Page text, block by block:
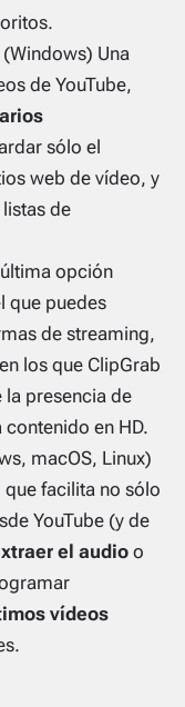
(Windows) Una
de YouTube,
sólo el
web de vídeo, y
de
opción
que puedes
de streaming,
en los que ClipGrab
presencia de
en HD.
macOS, Linux)
facilita no sólo
YouTube (y de
el audio o
vídeos